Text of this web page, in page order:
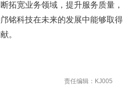
拓宽业务领域，提升服务质量，
铭科技在未来的发展中能够取得
。
责任编辑：KJ005